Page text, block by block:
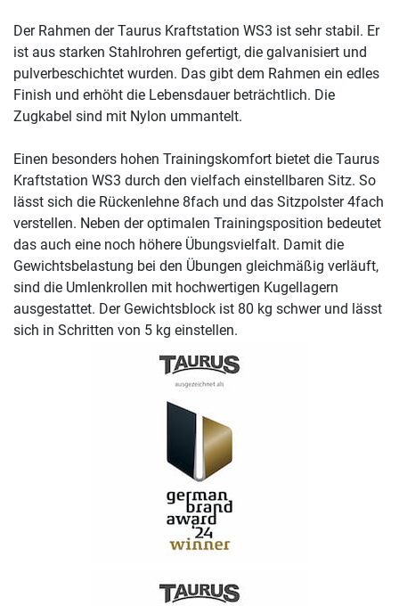
Der Rahmen der Taurus Kraftstation WS3 ist sehr stabil. Er
ist aus starken Stahlrohren gefertigt, die galvanisiert und
pulverbeschichtet wurden. Das gibt dem Rahmen ein edles
Finish und erhöht die Lebensdauer beträchtlich. Die
Zugkabel sind mit Nylon ummantelt.
Einen besonders hohen Trainingskomfort bietet die Taurus
Kraftstation WS3 durch den vielfach einstellbaren Sitz. So
lässt sich die Rückenlehne 8fach und das Sitzpolster 4fach
verstellen. Neben der optimalen Trainingsposition bedeutet
das auch eine noch höhere Übungsvielfalt. Damit die
Gewichtsbelastung bei den Übungen gleichmäßig verläuft,
sind die Umlenkrollen mit hochwertigen Kugellagern
ausgestattet. Der Gewichtsblock ist 80 kg schwer und lässt
sich in Schritten von 5 kg einstellen.